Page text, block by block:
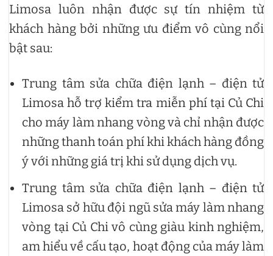
Limosa luôn nhận được sự tín nhiệm từ
khách hàng bởi những ưu điểm vô cùng nổi
bật sau:
Trung tâm sửa chữa điện lạnh – điện tử
Limosa hỗ trợ kiểm tra miễn phí tại Củ Chi
cho máy làm nhang vòng và chỉ nhận được
những thanh toán phí khi khách hàng đồng
ý với những giá trị khi sử dụng dịch vụ.
Trung tâm sửa chữa điện lạnh – điện tử
Limosa sở hữu đội ngũ sửa máy làm nhang
vòng tại Củ Chi vô cùng giàu kinh nghiệm,
am hiểu về cấu tạo, hoạt động của máy làm